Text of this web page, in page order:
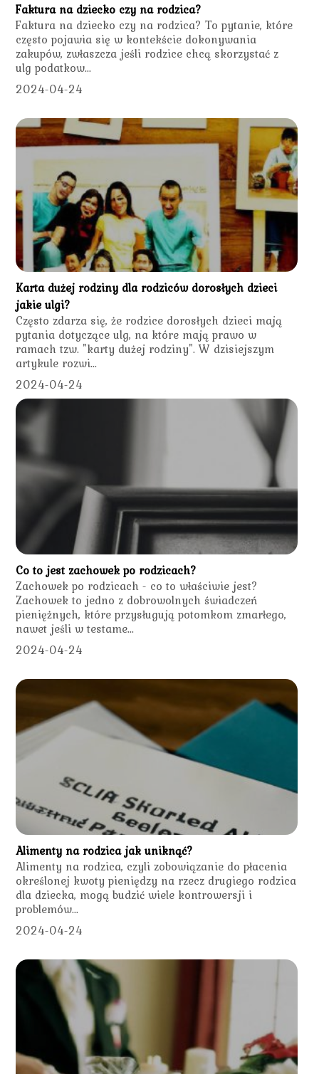
Faktura na dziecko czy na rodzica?
Faktura na dziecko czy na rodzica? To pytanie, które
często pojawia się w kontekście dokonywania
zakupów, zwłaszcza jeśli rodzice chcą skorzystać z
ulg podatkow...
2024-04-24
Karta dużej rodziny dla rodziców dorosłych dzieci
jakie ulgi?
Często zdarza się, że rodzice dorosłych dzieci mają
pytania dotyczące ulg, na które mają prawo w
ramach tzw. "karty dużej rodziny". W dzisiejszym
artykule rozwi...
2024-04-24
Co to jest zachowek po rodzicach?
Zachowek po rodzicach - co to właściwie jest?
Zachowek to jedno z dobrowolnych świadczeń
pieniężnych, które przysługują potomkom zmarłego,
nawet jeśli w testame...
2024-04-24
Alimenty na rodzica jak uniknąć?
Alimenty na rodzica, czyli zobowiązanie do płacenia
określonej kwoty pieniędzy na rzecz drugiego rodzica
dla dziecka, mogą budzić wiele kontrowersji i
problemów...
2024-04-24